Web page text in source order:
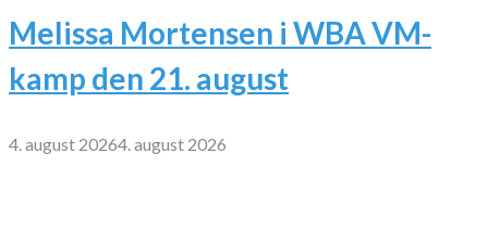
Melissa Mortensen i WBA VM-
kamp den 21. august
4. august 20264. august 2026